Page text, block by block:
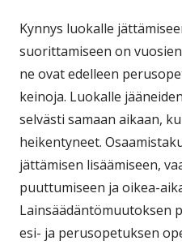
Kynnys luokalle
suorittamiseen on
ne ovat edelleen
keinoja. Luokalle
selvästi samaan aikaan,
heikentyneet.
jättämisen lisäämiseen,
puuttumiseen ja oikea-
Lainsäädäntömuutoksen
esi- ja perusopetuksen